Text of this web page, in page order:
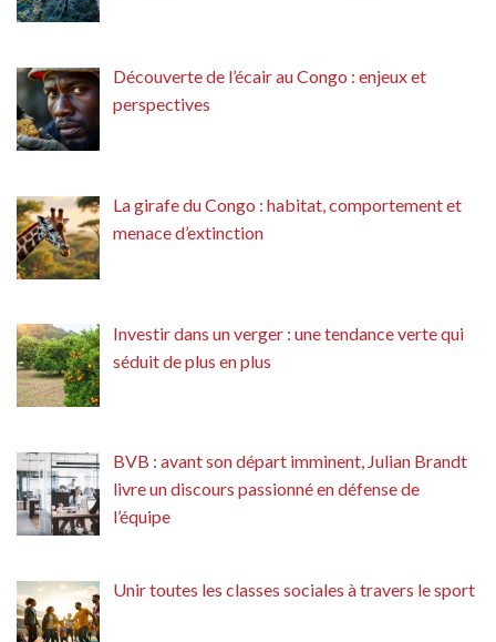
Découverte de l’écair au Congo : enjeux et
perspectives
La girafe du Congo : habitat, comportement et
menace d’extinction
Investir dans un verger : une tendance verte qui
séduit de plus en plus
BVB : avant son départ imminent, Julian Brandt
livre un discours passionné en défense de
l’équipe
Unir toutes les classes sociales à travers le sport